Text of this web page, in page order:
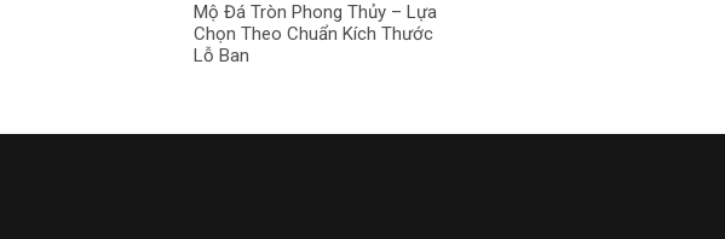
Mộ Đá Tròn Phong Thủy – Lựa
Chọn Theo Chuẩn Kích Thước
Lỗ Ban